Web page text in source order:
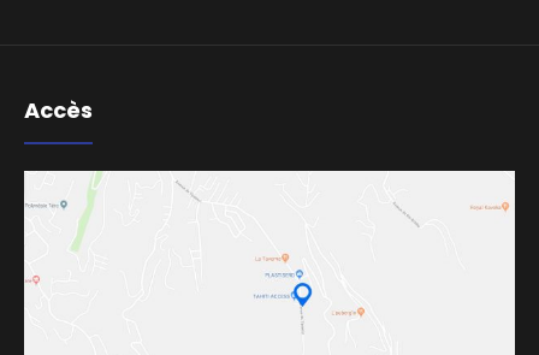
Accès